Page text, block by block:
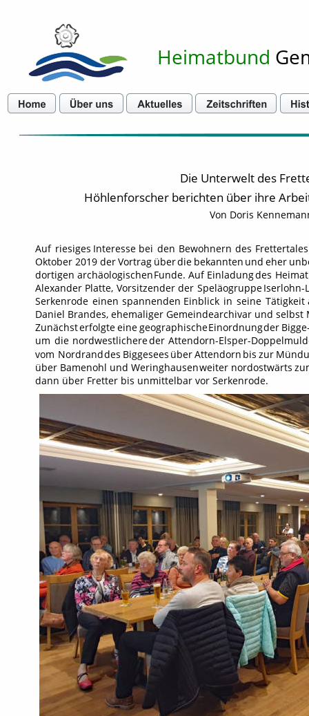
Heimatbund
Die Unterwelt des
Höhlenforscher berichten über ihre
Von Doris
Auf riesiges Interesse bei den Bewohnern des Frettertales
Oktober 2019 derVortrag überdie bekannten und eher
dortigen archäologischenFunde. Auf Einladungdes
Alexander Platte, Vorsitzender der SpeläogruppeIserlohn-
Serkenrode einen spannenden Einblick in seine Tätigkeit
Daniel Brandes, ehemaliger Gemeindearchivar und
ZunächsterfolgteeinegeographischeEinordnungder
um die nordwestlichereder Attendorn-Elsper-
vom Nordranddes Biggesees überAttendorn bis zur
über Bamenohl und Weringhausenweiter nordostwärts
dann über Fretter bis unmittelbar vor Serkenrode.